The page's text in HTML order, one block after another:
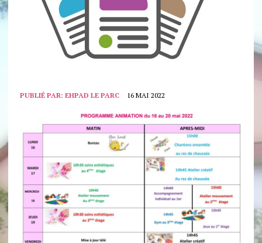
PUBLIÉ PAR: EHPAD LE PARC 16 MAI 2022